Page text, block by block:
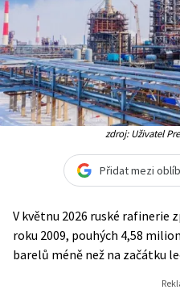
zdroj: Uživatel
Přidat mezi
V květnu 2026 ruské rafinerie
roku 2009, pouhých 4,58
barelů méně než na začátku